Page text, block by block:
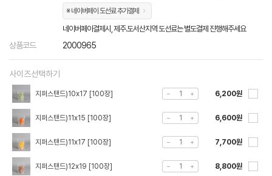
※ 네이버페이 도선료 추가결제
네이버페이결제시, 제주.도서산지역 도선료는 별도결제 진행해주세요
상품코드 2000965
사이즈선택하기
지퍼스탠드)10x17 [100장] 6,200원
지퍼스탠드)11x15 [100장] 6,600원
지퍼스탠드)11x17 [100장] 7,700원
지퍼스탠드)12x19 [100장] 8,800원